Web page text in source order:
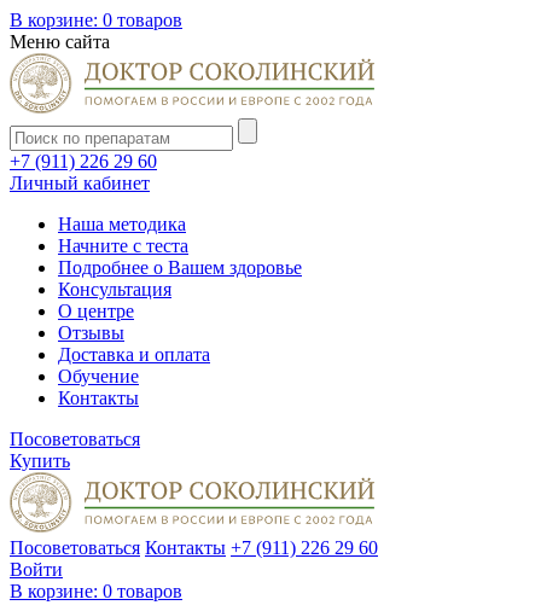
В корзине: 0 товаров
Меню сайта
+7 (911) 226 29 60
Личный кабинет
Наша методика
Начните с теста
Подробнее о Вашем здоровье
Консультация
О центре
Отзывы
Доставка и оплата
Обучение
Контакты
Посоветоваться
Купить
Посоветоваться Контакты +7 (911) 226 29 60
Войти
В корзине: 0 товаров